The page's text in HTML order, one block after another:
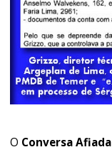
O Conversa Afiada